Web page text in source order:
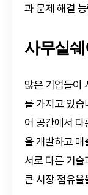
과 문제 해결
사무실쉐
많은 기업들이
를 가지고 있
어 공간에서
을 개발하고
서로 다른 기
큰 시장 점유율